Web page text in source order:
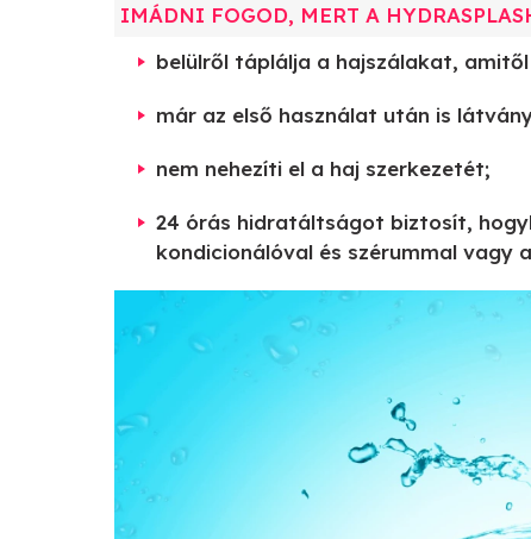
IMÁDNI FOGOD, MERT A
belülről táplálja a hajszálakat,
már az első használat után is
nem nehezíti el a haj szerkezetét;
24 órás hidratáltságot biztosít,
kondicionálóval és szérummal vagy